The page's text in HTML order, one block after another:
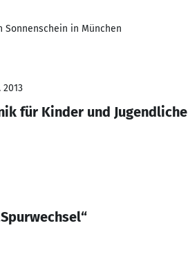
Sonnenschein in München
2013
für Kinder und Jugendliche